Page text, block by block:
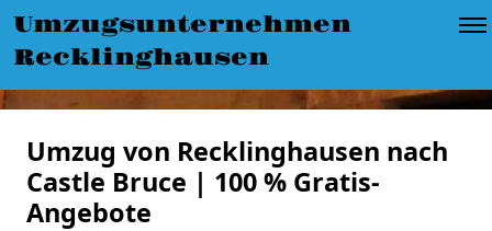
Umzugsunternehmen
Recklinghausen
Umzug von Recklinghausen nach
Castle Bruce | 100 % Gratis-
Angebote